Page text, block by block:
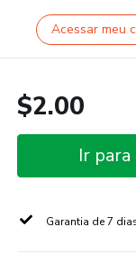
Acessar meu
$2.00
Ir
Garantia de 7